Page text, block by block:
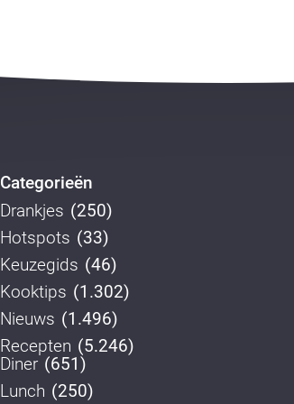
Categorieën
Drankjes (250)
Hotspots (33)
Keuzegids (46)
Kooktips (1.302)
Nieuws (1.496)
Recepten (5.246)
Diner(651)
Lunch (250)